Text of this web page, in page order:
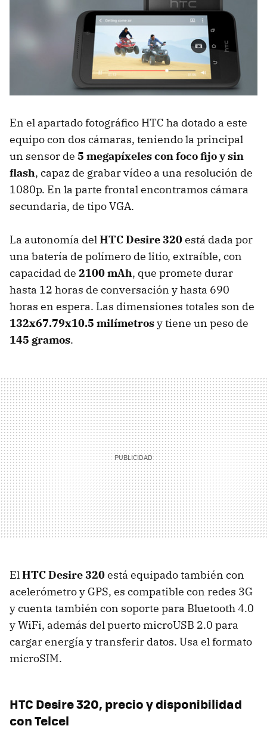
En el apartado fotográfico HTC ha dotado a este
equipo con dos cámaras, teniendo la principal
un sensor de 5 megapíxeles con foco fijo y sin
flash, capaz de grabar vídeo a una resolución de
1080p. En la parte frontal encontramos cámara
secundaria, de tipo VGA.
La autonomía delHTC Desire 320está dada por
una batería de polímero de litio, extraíble, con
capacidad de 2100 mAh, que promete durar
hasta 12 horas de conversación y hasta 690
horas en espera. Las dimensiones totales son de
132x67.79x10.5 milímetrosy tiene un peso de
145 gramos.
ElHTC Desire 320está equipado también con
acelerómetro y GPS, es compatible con redes 3G
y cuenta también con soporte para Bluetooth 4.0
y WiFi, además del puerto microUSB 2.0 para
cargar energía y transferir datos. Usa el formato
microSIM.
HTC Desire 320, precio y disponibilidad
con Telcel